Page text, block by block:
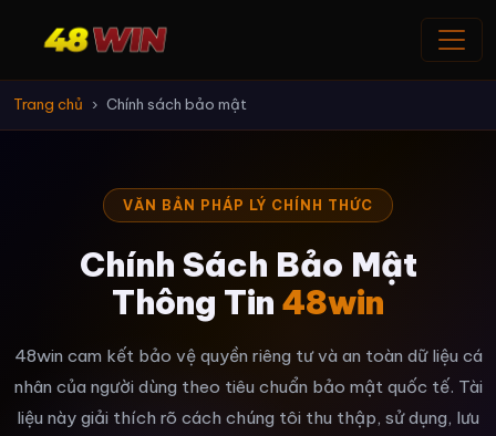
Trang chủ Chính sách bảo mật
VĂN BẢN PHÁP LÝ CHÍNH THỨC
Chính Sách Bảo Mật
Thông Tin 48win
48win cam kết bảo vệ quyền riêng tư và an toàn dữ liệu cá
nhân của người dùng theo tiêu chuẩn bảo mật quốc tế. Tài
liệu này giải thích rõ cách chúng tôi thu thập, sử dụng, lưu